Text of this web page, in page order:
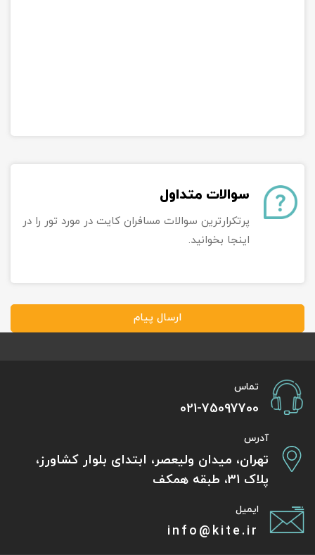
سوالات متداول
پرتکرارترین سوالات مسافران کایت در مورد تور را در
اینجا بخوانید.
ارسال پیام
تماس
021-75097700
آدرس
تهران، میدان ولیعصر، ابتدای بلوار کشاورز،
پلاک 31، طبقه همکف
ایمیل
info@kite.ir